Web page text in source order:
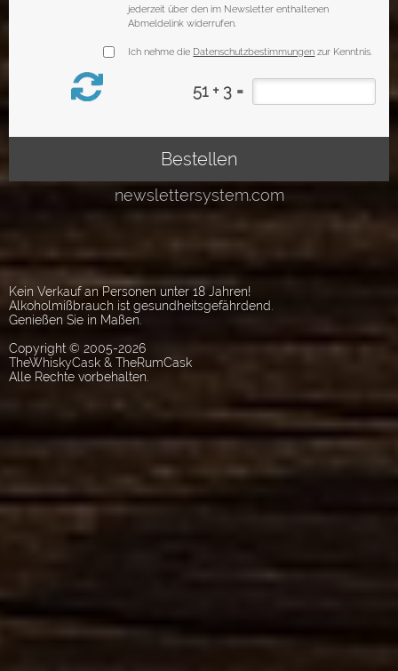
Kein Verkauf an Personen unter 18 Jahren!
Alkoholmißbrauch ist gesundheitsgefährdend.
Genießen Sie in Maßen.
Copyright © 2005-2026
TheWhiskyCask & TheRumCask
Alle Rechte vorbehalten.